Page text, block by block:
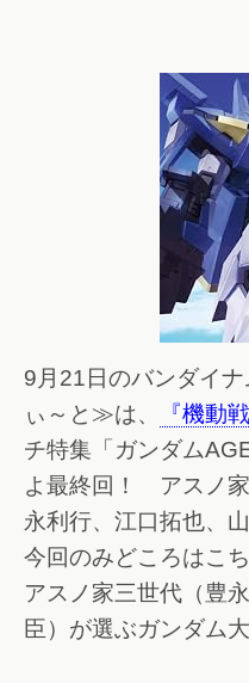
9月21日のバンダイ
ぃ～と≫は、
『機動
チ特集「ガンダム
よ最終回！ アスノ
永利行、江口拓也、山
今回のみどころは
アスノ家三世代（豊
臣）が選ぶガンダム